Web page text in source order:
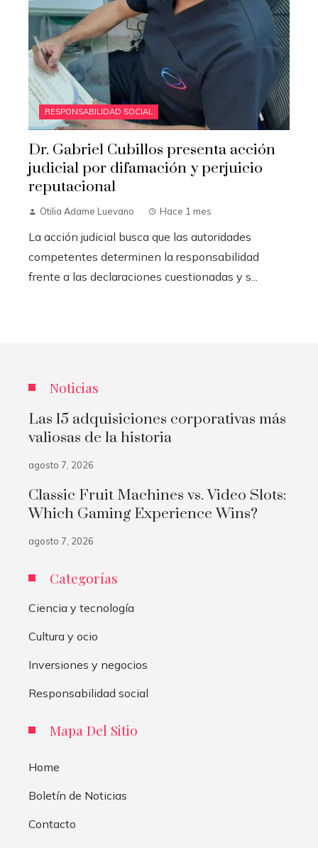
RESPONSABILIDAD SOCIAL
Dr. Gabriel Cubillos presenta acción
judicial por difamación y perjuicio
reputacional
Otilia Adame Luevano Hace 1 mes
La acción judicial busca que las autoridades
competentes determinen la responsabilidad
frente a las declaraciones cuestionadas y s...
Noticias
Las 15 adquisiciones corporativas más
valiosas de la historia
agosto 7, 2026
Classic Fruit Machines vs. Video Slots:
Which Gaming Experience Wins?
agosto 7, 2026
Categorías
Ciencia y tecnología
Cultura y ocio
Inversiones y negocios
Responsabilidad social
Mapa Del Sitio
Home
Boletín de Noticias
Contacto